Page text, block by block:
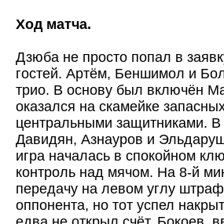
Ход матча.
Дзюба не просто попал в
гостей. Артём, Беншимол и
трио. В основу был включён
оказался на скамейке
центральными защитниками.
Давидян, Азнауров и
игра началась в спокойном
контроль над мячом. На 8-й
передачу на левом углу
оппонента, но тот успел